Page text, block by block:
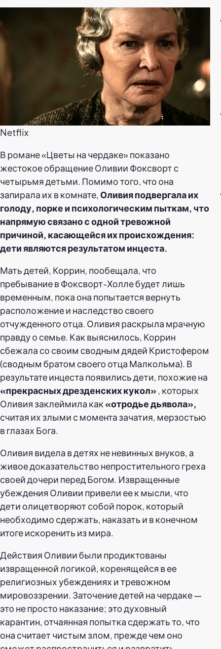
Netflix
В романе «Цветы на чердаке» показано
жестокое обращение Оливии Фоксворт с
четырьмя детьми. Помимо того, что она
запирала их в комнате, Оливия подвергала их
голоду, порке и психологическим пыткам, что
напрямую связано с одной тревожной
причиной, касающейся их происхождения:
дети являются результатом инцеста.
Мать детей, Коррин, пообещала, что
пребывание в Фоксворт-Холле будет лишь
временным, пока она попытается вернуть
расположение и наследство своего
отчужденного отца. Оливия раскрыла мрачную
правду о семье. Как выяснилось, Коррин
сбежала со своим сводным дядей Кристофером
(сводным братом своего отца Малкольма). В
результате инцеста появились дети, похожие на
«прекрасных дрезденских кукол», которых
Оливия заклеймила как «отродье дьявола»,
считая их злыми с момента зачатия, мерзостью
в глазах Бога.
Оливия видела в детях не невинных внуков, а
живое доказательство непростительного греха
своей дочери перед Богом. Извращенные
убеждения Оливии привели ее к мысли, что
дети олицетворяют собой порок, который
необходимо сдержать, наказать и в конечном
итоге искоренить из мира.
Действия Оливии были продиктованы
извращенной логикой, коренящейся в ее
религиозных убеждениях и тревожном
мировоззрении. Заточение детей на чердаке —
это не просто наказание; это духовный
карантин, отчаянная попытка сдержать то, что
она считает чистым злом, прежде чем оно